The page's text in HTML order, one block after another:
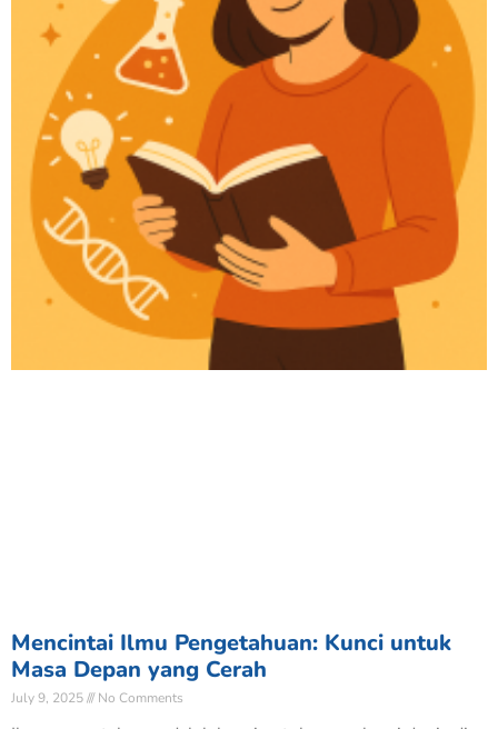
Mencintai Ilmu Pengetahuan: Kunci untuk
Masa Depan yang Cerah
July 9, 2025 No Comments